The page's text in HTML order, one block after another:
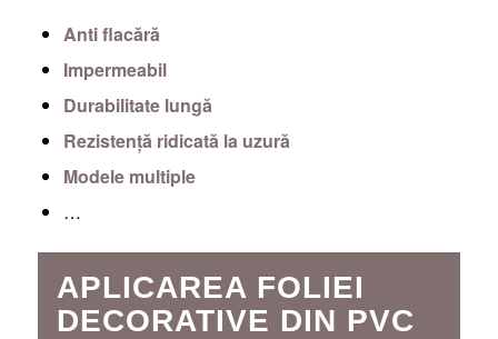
Anti flacără
Impermeabil
Durabilitate lungă
Rezistență ridicată la uzură
Modele multiple
…
APLICAREA FOLIEI
DECORATIVE DIN PVC